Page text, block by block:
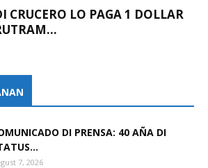
CRUCERO LO PAGA 1 DOLLAR
DI PRENSA: 40 AÑA DI
7, 2026